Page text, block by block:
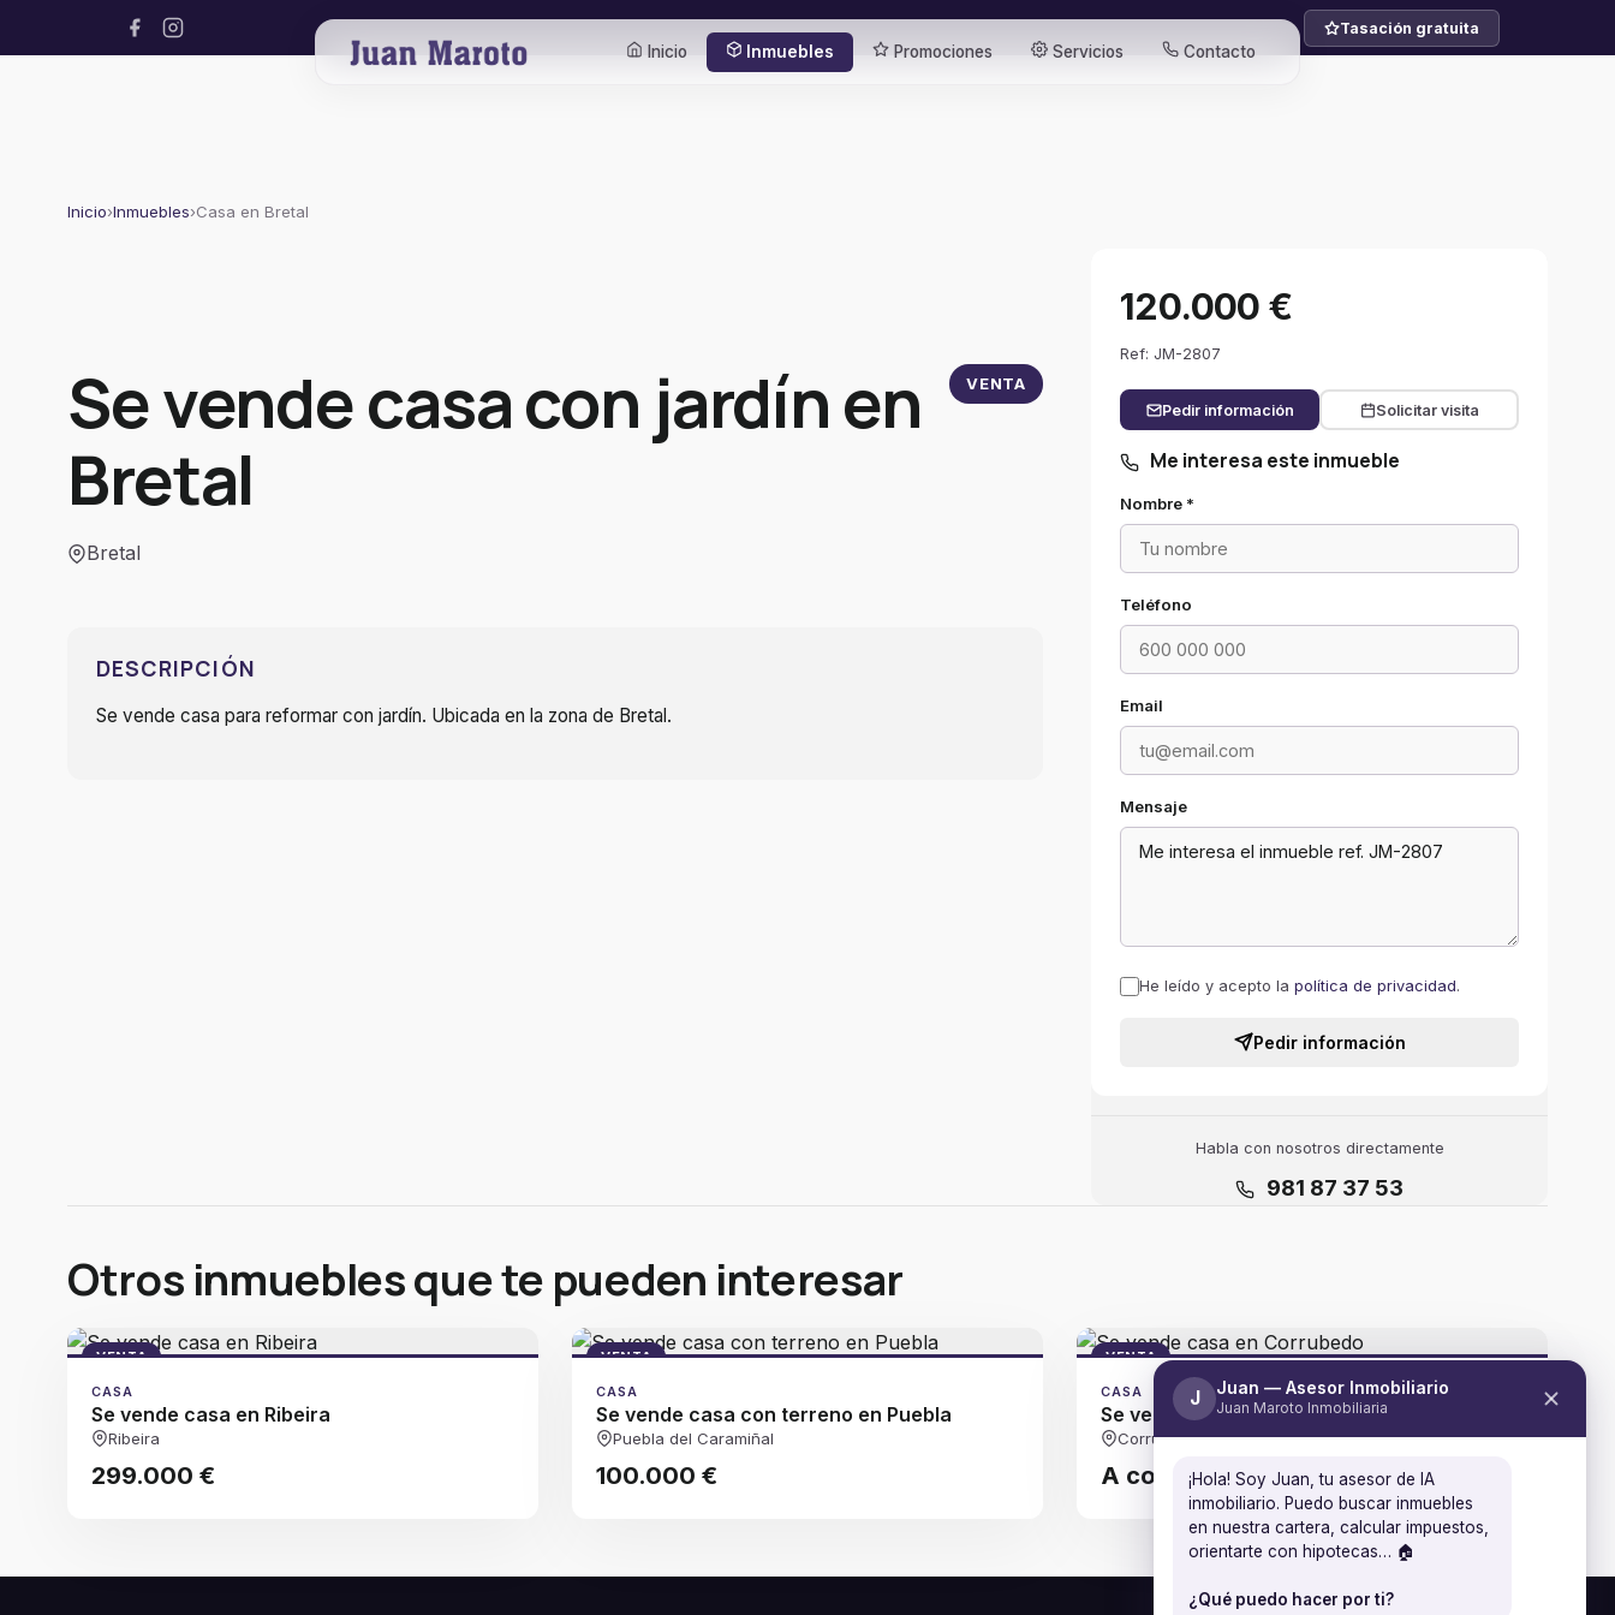
Tasación gratuita
Inicio Inmuebles Promociones Servicios Contacto
Inicio›Inmuebles›Casa en Bretal
Se vende casa con jardín en
Bretal
VENTA
Bretal
DESCRIPCIÓN
Se vende casa para reformar con jardín. Ubicada en la zona de Bretal.
120.000 €
Ref: JM-2807
Pedir información Solicitar visita
Me interesa este inmueble
Nombre *
Teléfono
Email
Mensaje
He leído y acepto la política de privacidad.
Pedir información
Habla con nosotros directamente
981 87 37 53
Otros inmuebles que te pueden interesar
VENTA
CASA
Se vende casa en Ribeira
Ribeira
299.000 €
VENTA
CASA
Se vende casa con terreno en Puebla
Puebla del Caramiñal
100.000 €
VENTA
CASA
Se vende casa en Corrubedo
Corrubedo
A consultar
J Juan — Asesor Inmobiliario
Juan Maroto Inmobiliaria
¡Hola! Soy Juan, tu asesor de IA
inmobiliario. Puedo buscar inmuebles
en nuestra cartera, calcular impuestos,
orientarte con hipotecas… 🏠
¿Qué puedo hacer por ti?